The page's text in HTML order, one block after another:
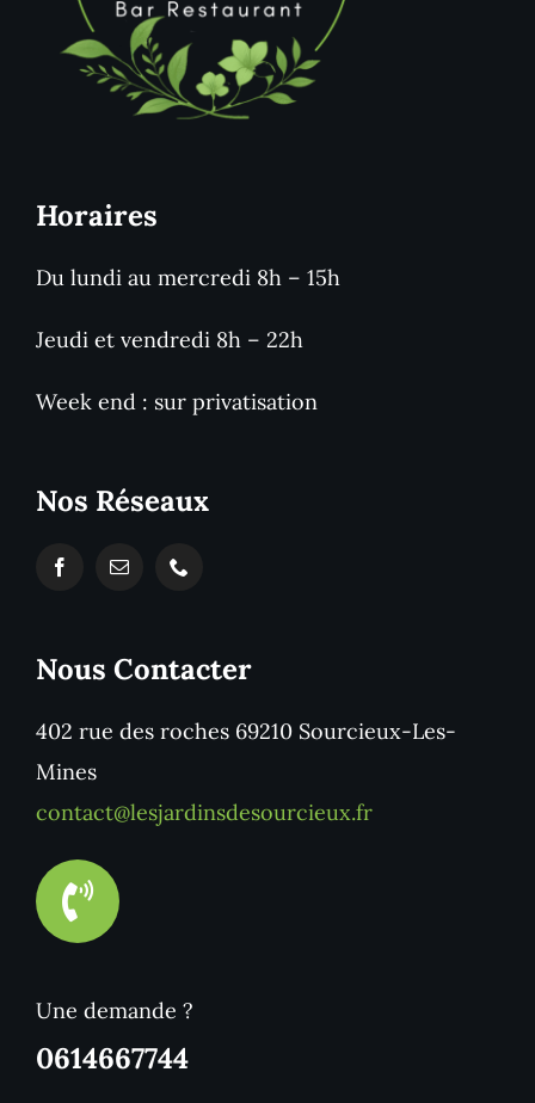
Horaires
Du lundi au mercredi 8h – 15h
Jeudi et vendredi 8h – 22h
Week end : sur privatisation
Nos Réseaux
Nous Contacter
402 rue des roches 69210 Sourcieux-Les-
Mines
contact@lesjardinsdesourcieux.fr
Une demande ?
0614667744